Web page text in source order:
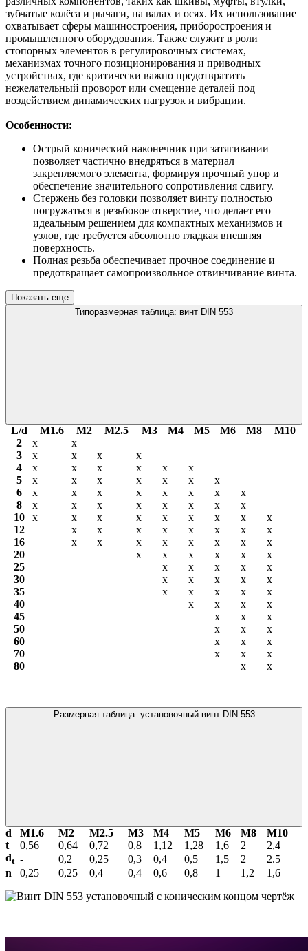
зубчатые колёса и рычаги, на валах и осях. Их использование
охватывает сферы машиностроения, приборостроения и
промышленного оборудования. Также служит в роли
стопорных элементов в регулировочных системах,
механизмах точного позиционирования и приводных
устройствах, где критически важно предотвратить
нежелательный проворот или смещение деталей под
воздействием динамических нагрузок и вибрации.
Особенности:
Острый конический наконечник при затягивании
позволяет частично внедряться в материал
закрепляемого элемента, формируя прочный упор и
обеспечение значительного сопротивления сдвигу.
Стержень без головки позволяет винту полностью
погружаться в резьбовое отверстие, что делает его
идеальным решением для компактных механизмов и
узлов, где требуется абсолютно гладкая внешняя
поверхность.
Полная резьба обеспечивает прочное соединение и
предотвращает самопроизвольное отвинчивание винта.
Показать еще
Типоразмерная таблица: винт DIN 553
L/d М1.6 М2 М2.5 М3 М4 М5 М6 М8
М10
2
х
х
3
х х х
х
4
х х х х х
х
5
х х х х х х
х
6
х х х х х х х
х
8
х х х х х х х
х
10
х х х х х х х х
х
12
х х х х х х х
х
16
х х х х х х х
х
20
х х х х х
х
25
х х х х
х
30
х х х х
х
35
х х х х
х
40
х х х
х
45
х х
х
50
х х
х
60
х х
х
70
х х
х
80
х х
Размерная таблица: установочный винт DIN 553
d М1.6 М2 М2.5 М3 М4 М5 М6 М8
М10
t
0,56 0,64 0,72 0,8 1,12 1,28 1,6 2
2,4
dt - 0,2 0,25 0,3 0,4 0,5 1,5 2
2.5
n
0,25 0,25 0,4 0,4 0,6 0,8 1 1,2 1,6